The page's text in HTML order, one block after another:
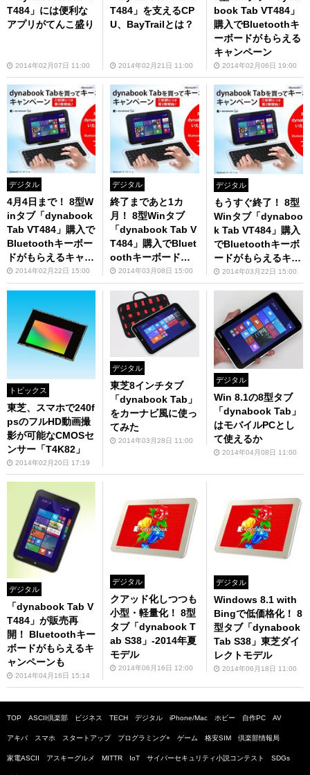
T484」には便利な
アプリがてんこ盛り
2014年02月07日 11:00
T484」を支えるCP
U、BayTrailとは？
2014年02月21日 11:00
book Tab VT484」
購入でBluetoothキ
ーボードがもらえる
キャンペーン
2014年02月06日 19:00
デジタル
4月4日まで！ 8型W
inタブ「dynabook
Tab VT484」購入で
Bluetoothキーボー
ドがもらえるキャン
ペーン
2014年02月22日 15:00
デジタル
終了まであと1カ
月！ 8型Winタブ
「dynabook Tab V
T484」購入でBluet
oothキーボードが
もらえるキャンペー
ン
2014年03月08日 15:00
デジタル
もうすぐ終了！ 8型
Winタブ「dynaboo
k Tab VT484」購入
でBluetoothキーボ
ードがもらえるキャ
ンペーン
2014年03月22日 15:00
トピックス
東芝、スマホで240f
psのフルHD動画撮
影が可能なCMOSセ
ンサー「T4K82」
2014年02月20日 17:19
デジタル
東芝8インチタブ
「dynabook Tab」
をカーナビ風に使っ
てみた
2014年03月28日 11:00
デジタル
Win 8.1の8型タブ
「dynabook Tab」
はモバイルPCとし
て使えるか
2014年04月08日 11:00
デジタル
「dynabook Tab V
T484」が販売再
開！ Bluetoothキー
ボードがもらえるキ
ャンペーンも
2014年04月16日 15:14
デジタル
クアッド化しつつも
小型・軽量化！ 8型
タブ「dynabook T
ab S38」-2014年夏
モデル
2014年06月16日 12:00
デジタル
Windows 8.1 with
Bingで低価格化！ 8
型タブ「dynabook
Tab S38」東芝ダイ
レクトモデル
2014年06月18日 11:00
TOP ASCII倶楽部 ビジネス TECH デジタル iPhone/Mac ホビー 自作PC AV
アキバ スマホ スタートアップ プログラミング+ ゲーム 格安SIM 倶楽部情報局
家電ASCII アスキーグルメ MITTR IoT サイバーセキュリティ小説コンテスト SDGs